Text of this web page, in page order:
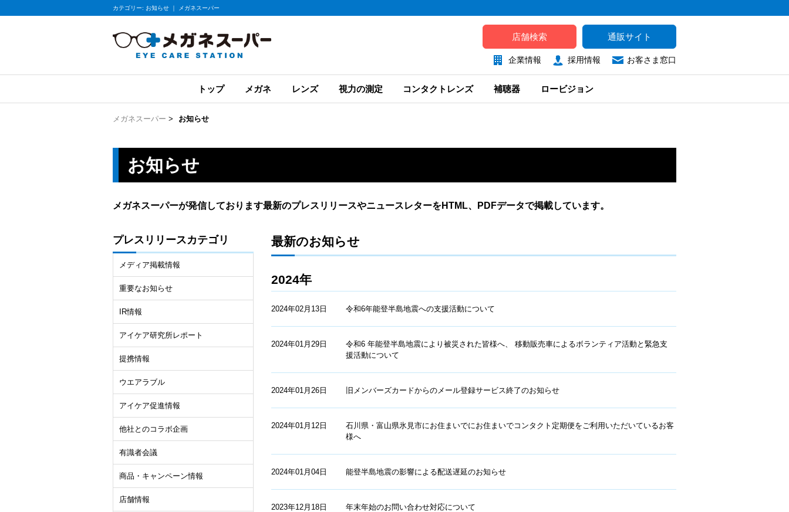
カテゴリー: お知らせ ｜ メガネスーパー
店舗検索 通販サイト
企業情報 採用情報 お客さま窓口
トップ メガネ レンズ 視力の測定 コンタクトレンズ 補聴器 ロービジョン
メガネスーパー > お知らせ
お知らせ
メガネスーパーが発信しております最新のプレスリリースやニュースレターをHTML、PDFデータで掲載しています。
最新のお知らせ
2024年
2024年02月13日 令和6年能登半島地震への支援活動について
2024年01月29日
令和6 年能登半島地震により被災された皆様へ、 移動販売車によるボランティア活動と緊急支
援活動について
2024年01月26日 旧メンバーズカードからのメール登録サービス終了のお知らせ
2024年01月12日
石川県・富山県氷見市にお住まいでにお住まいでコンタクト定期便をご利用いただいているお客
様へ
2024年01月04日 能登半島地震の影響による配送遅延のお知らせ
2023年12月18日 年末年始のお問い合わせ対応について
プレスリリースカテゴリ
メディア掲載情報
重要なお知らせ
IR情報
アイケア研究所レポート
提携情報
ウエアラブル
アイケア促進情報
他社とのコラボ企画
有識者会議
商品・キャンペーン情報
店舗情報